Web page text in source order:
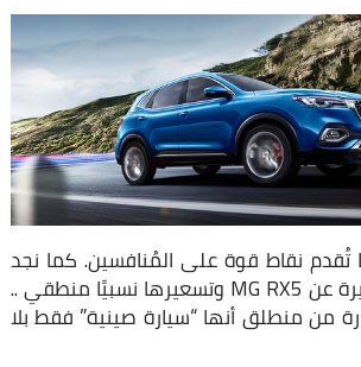
تُقدم نقاط قوة على المُنافسين. كما نجد
تطورات واضحة وكبيرة عن MG RX5 وتسعيرها نسبيًا منطقي ..
من منطلق أنها “سيارة صينية” فقط بلا